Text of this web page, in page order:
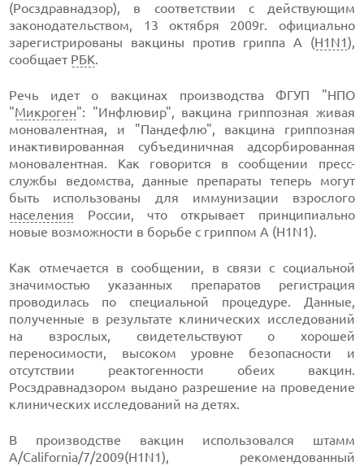
(Росздравнадзор), в соответствии с действующим
законодательством, 13 октября 2009г. официально
зарегистрированы вакцины против гриппа А (H1N1),
сообщает РБК.
Речь идет о вакцинах производства ФГУП "НПО
"Микроген": "Инфлювир", вакцина гриппозная живая
моновалентная, и "Пандефлю", вакцина гриппозная
инактивированная субъединичная адсорбированная
моновалентная. Как говорится в сообщении пресс-
службы ведомства, данные препараты теперь могут
быть использованы для иммунизации взрослого
населения России, что открывает принципиально
новые возможности в борьбе с гриппом А (H1N1).
Как отмечается в сообщении, в связи с социальной
значимостью указанных препаратов регистрация
проводилась по специальной процедуре. Данные,
полученные в результате клинических исследований
на взрослых, свидетельствуют о хорошей
переносимости, высоком уровне безопасности и
отсутствии реактогенности обеих вакцин.
Росздравнадзором выдано разрешение на проведение
клинических исследований на детях.
В производстве вакцин использовался штамм
А/California/7/2009(H1N1), рекомендованный